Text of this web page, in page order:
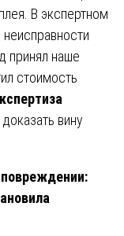
В экспертном
принял наше
стоимость
вину